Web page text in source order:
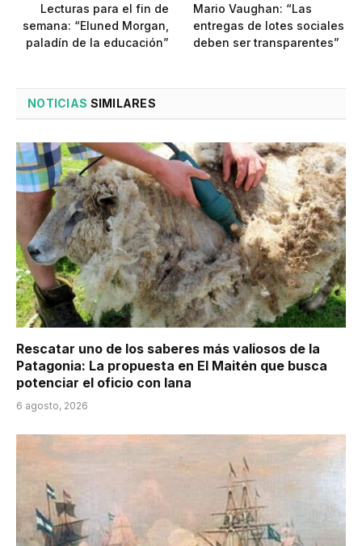
Lecturas para el fin de
semana: “Eluned Morgan,
paladín de la educación”
Mario Vaughan: “Las
entregas de lotes sociales
deben ser transparentes”
NOTICIAS SIMILARES
Rescatar uno de los saberes más valiosos de la
Patagonia: La propuesta en El Maitén que busca
potenciar el oficio con lana
6 agosto, 2026